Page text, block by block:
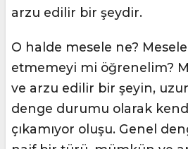
arzu edilir bir şeydir.
O halde mesele ne?
etmemeyi mi öğrenelim?
ve arzu edilir bir şeyin,
denge durumu olarak
çıkamıyor oluşu. Genel